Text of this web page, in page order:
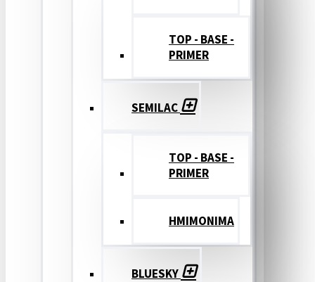
TOP - BASE -
PRIMER
SEMILAC
TOP - BASE -
PRIMER
ΗΜΙΜΟΝΙΜΑ
BLUESKY